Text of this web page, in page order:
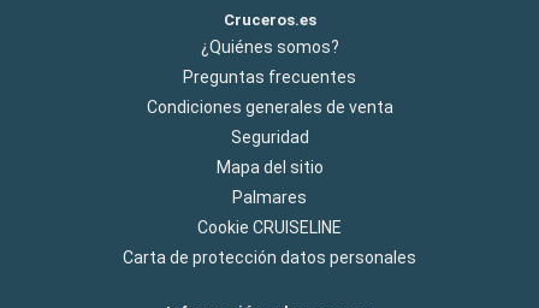
Cruceros.es
¿Quiénes somos?
Preguntas frecuentes
Condiciones generales de venta
Seguridad
Mapa del sitio
Palmares
Cookie CRUISELINE
Carta de protección datos personales